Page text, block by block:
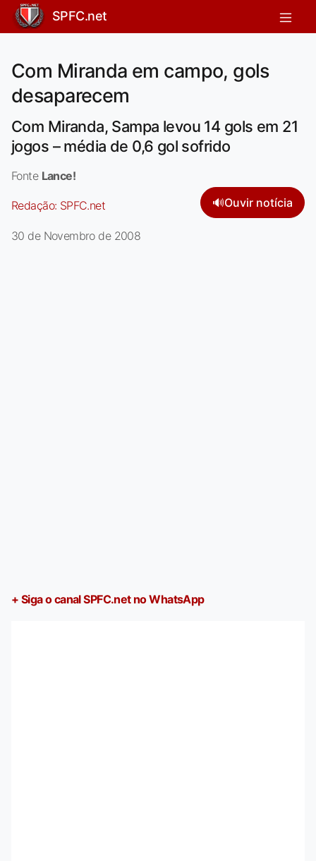
SPFC.net
Com Miranda em campo, gols
desaparecem
Com Miranda, Sampa levou 14 gols em 21
jogos – média de 0,6 gol sofrido
Fonte Lance!
Redação: SPFC.net 🔊Ouvir notícia
30 de Novembro de 2008
+ Siga o canal SPFC.net no WhatsApp